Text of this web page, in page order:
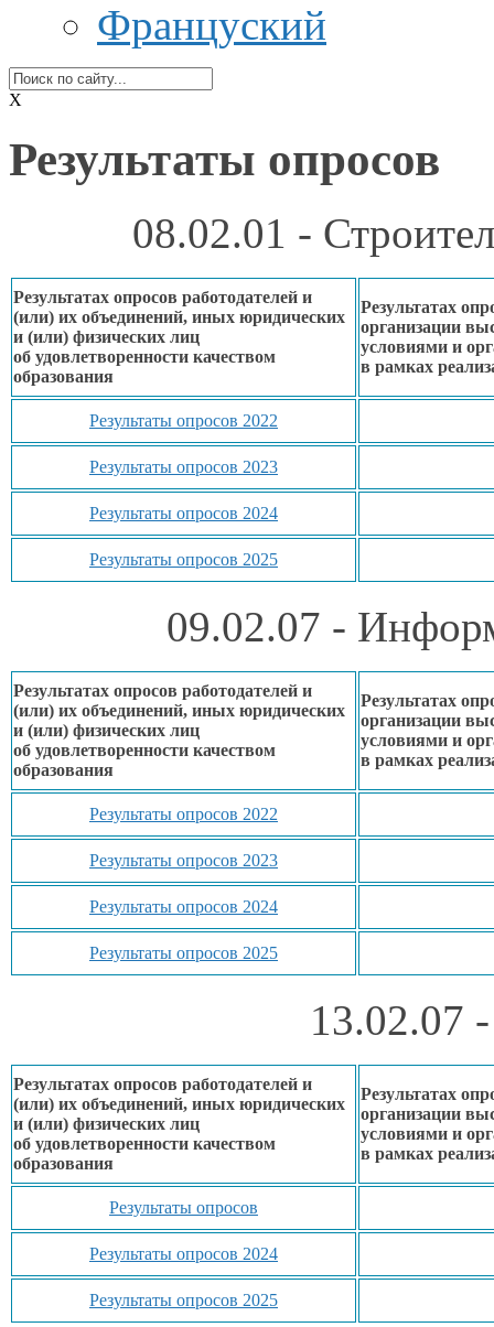
Француский
X
Результаты опросов
08.02.01 -
Результатах опросов работодателей и
(или) их объединений, иных юридических
и (или) физических лиц
об удовлетворенности качеством
образования
Результатах
организации
условиями и
в рамках
Результаты опросов 2022
Результаты опросов 2023
Результаты опросов 2024
Результаты опросов 2025
09.02.07 -
Результатах опросов работодателей и
(или) их объединений, иных юридических
и (или) физических лиц
об удовлетворенности качеством
образования
Результатах
организации
условиями и
в рамках
Результаты опросов 2022
Результаты опросов 2023
Результаты опросов 2024
Результаты опросов 2025
13.02.07
Результатах опросов работодателей и
(или) их объединений, иных юридических
и (или) физических лиц
об удовлетворенности качеством
образования
Результатах
организации
условиями и
в рамках
Результаты опросов
Результаты опросов 2024
Результаты опросов 2025